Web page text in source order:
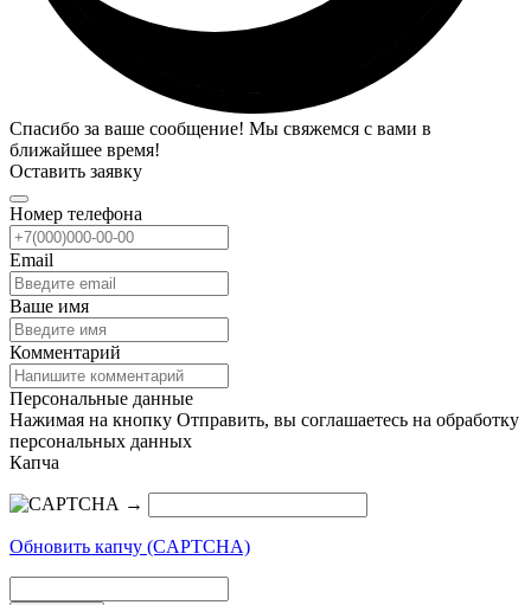
Спасибо за ваше сообщение! Мы свяжемся с вами в
ближайшее время!
Оставить заявку
Номер телефона
Email
Ваше имя
Комментарий
Персональные данные
Нажимая на кнопку Отправить, вы соглашаетесь на обработку
персональных данных
Капча
→
Обновить капчу (CAPTCHA)